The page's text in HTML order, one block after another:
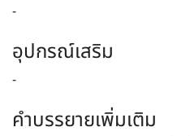
-
อุปกรณ์เสริม
-
คำบรรยายเพิ่มเติม